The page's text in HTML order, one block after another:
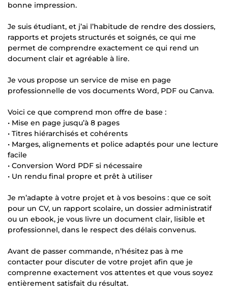
bonne impression.
Je suis étudiant, et j’ai l’habitude de rendre des dossiers,
rapports et projets structurés et soignés, ce qui me
permet de comprendre exactement ce qui rend un
document clair et agréable à lire.
Je vous propose un service de mise en page
professionnelle de vos documents Word, PDF ou Canva.
Voici ce que comprend mon offre de base :
• Mise en page jusqu’à 8 pages
• Titres hiérarchisés et cohérents
• Marges, alignements et police adaptés pour une lecture
facile
• Conversion Word PDF si nécessaire
• Un rendu final propre et prêt à utiliser
Je m’adapte à votre projet et à vos besoins : que ce soit
pour un CV, un rapport scolaire, un dossier administratif
ou un ebook, je vous livre un document clair, lisible et
professionnel, dans le respect des délais convenus.
Avant de passer commande, n’hésitez pas à me
contacter pour discuter de votre projet afin que je
comprenne exactement vos attentes et que vous soyez
entièrement satisfait du résultat.